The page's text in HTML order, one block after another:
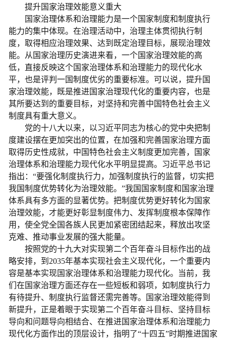
提升国家治理效能意义重大
国家治理体系和治理能力是一个国家制度和制度执行
能力的集中体现。在治理活动中，治理主体贯彻执行制
度，取得相应治理效果、达到既定治理目标，展现治理效
能。从国家治理历史演进来看，一个国家治理效能的高
低，直接反映这个国家治理体系和治理能力的现代化水
平，也是评判一国制度优劣的重要标准。可以说，提升国
家治理效能，既是推进国家治理现代化的重要内容，也是
其所要达到的重要目标，对坚持和完善中国特色社会主义
制度具有重大意义。
党的十八大以来，以习近平同志为核心的党中央把制
度建设摆在更加突出的位置，在加强和完善国家治理方面
取得历史性成就，中国特色社会主义制度更加完善，国家
治理体系和治理能力现代化水平明显提高。习近平总书记
指出：“要强化制度执行力，加强制度执行的监督，切实把
我国制度优势转化为治理效能。”我国国家制度和国家治理
体系具有多方面的显著优势。把制度优势更好转化为国家
治理效能，才能更好彰显制度伟力、发挥制度根本保障作
用，使全党全国各族人民更加紧密团结起来，释放出攻坚
克难、推动事业发展的强大能量。
按照党的十九大对实现第二个百年奋斗目标作出的战
略安排，到2035年基本实现社会主义现代化，一个重要内
容是基本实现国家治理体系和治理能力现代化。当前，我
们在国家治理方面还存在一些短板和弱项，如制度执行力
有待提升、制度执行监督还需完善等。国家治理效能得到
新提升，正是着眼于实现第二个百年奋斗目标、坚持目标
导向和问题导向相结合、在推进国家治理体系和治理能力
现代化方面作出的顶层设计，指明了“十四五”时期推进国家